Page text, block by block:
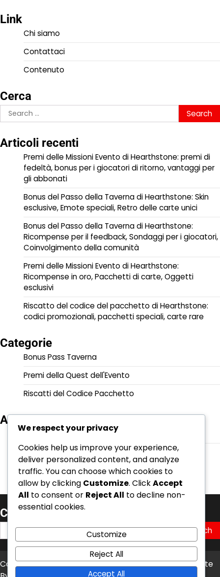
Link
Chi siamo
Contattaci
Contenuto
Cerca
Search
for:
Articoli recenti
Premi delle Missioni Evento di Hearthstone: premi di
fedeltà, bonus per i giocatori di ritorno, vantaggi per
gli abbonati
Bonus del Passo della Taverna di Hearthstone: Skin
esclusive, Emote speciali, Retro delle carte unici
Bonus del Passo della Taverna di Hearthstone:
Ricompense per il feedback, Sondaggi per i giocatori,
Coinvolgimento della comunità
Premi delle Missioni Evento di Hearthstone:
Ricompense in oro, Pacchetti di carte, Oggetti
esclusivi
Riscatto del codice del pacchetto di Hearthstone:
codici promozionali, pacchetti speciali, carte rare
Categorie
Bonus Pass Taverna
Premi della Quest dell'Evento
Riscatti del Codice Pacchetto
Archivio
March 2026
February 2026
Cerca
Search
for:
Copyright © 2026wucfutsal2018.comTheme: News Bite
We respect your privacy
Cookies help us improve your experience,
deliver personalized content, and analyze
traffic. You can choose which cookies to
allow by clicking Customize. ClickAccept
All to consent or Reject All to decline non-
essential cookies.
Customize
Reject All
Accept All